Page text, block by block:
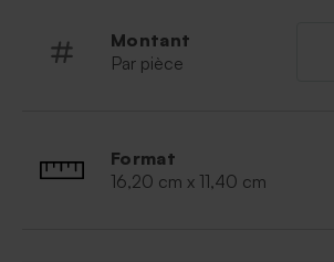
Montant
Par pièce
Format
16,20 cm x 11,40 cm